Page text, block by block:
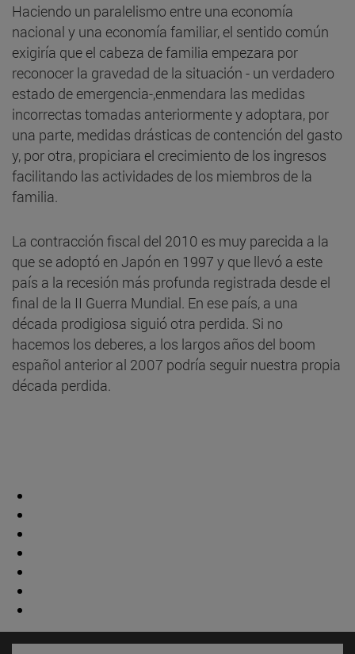
Haciendo un paralelismo entre una economía
nacional y una economía familiar, el sentido común
exigiría que el cabeza de familia empezara por
reconocer la gravedad de la situación - un verdadero
estado de emergencia-,enmendara las medidas
incorrectas tomadas anteriormente y adoptara, por
una parte, medidas drásticas de contención del gasto
y, por otra, propiciara el crecimiento de los ingresos
facilitando las actividades de los miembros de la
familia.
La contracción fiscal del 2010 es muy parecida a la
que se adoptó en Japón en 1997 y que llevó a este
país a la recesión más profunda registrada desde el
final de la II Guerra Mundial. En ese país, a una
década prodigiosa siguió otra perdida. Si no
hacemos los deberes, a los largos años del boom
español anterior al 2007 podría seguir nuestra propia
década perdida.